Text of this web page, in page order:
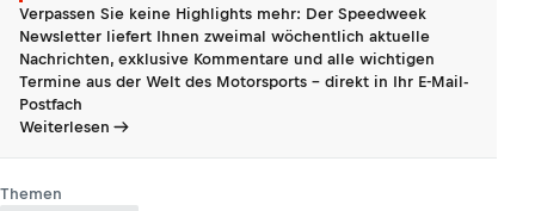
Verpassen Sie keine Highlights mehr: Der Speedweek
Newsletter liefert Ihnen zweimal wöchentlich aktuelle
Nachrichten, exklusive Kommentare und alle wichtigen
Termine aus der Welt des Motorsports - direkt in Ihr E-Mail-
Postfach
Weiterlesen
Themen